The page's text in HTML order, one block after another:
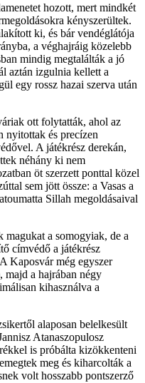
hozott, mert mindkét
kényszerültek.
ki, és bár vendéglátója
a véghajráig közelebb
mindig megtalálták a jó
aztán izgulnia kellett a
egy rossz hazai szerva után
ott folytatták, ahol az
nyitottak és precízen
A játékrész derekán,
néhány ki nem
öt szerzett ponttal közel
sem jött össze: a Vasas a
Sillah megoldásaival
magukat a somogyiak, de a
címvédő a játékrész
Kaposvár még egyszer
majd a hajrában négy
kihasználva a
alaposan belelkesült
Atanaszopulosz
is próbálta kizökkenteni
meg és kiharcolták a
volt hosszabb pontszerző